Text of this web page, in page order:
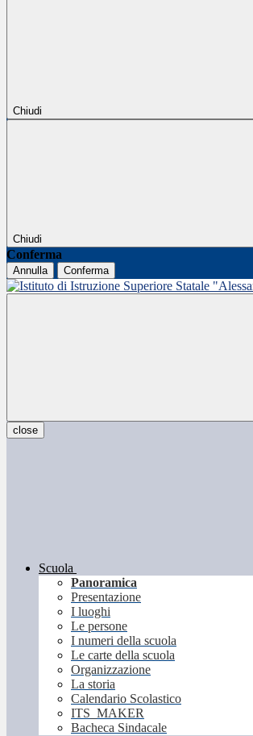
Chiudi
Chiudi
Conferma
Annulla Conferma
close
Scuola
Panoramica
Presentazione
I luoghi
Le persone
I numeri della scuola
Le carte della scuola
Organizzazione
La storia
Calendario Scolastico
ITS_MAKER
Bacheca Sindacale